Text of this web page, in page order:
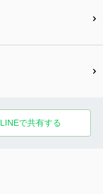
LINEで共有する